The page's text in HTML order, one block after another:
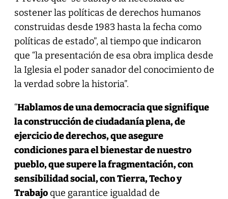
sostener las políticas de derechos humanos
construidas desde 1983 hasta la fecha como
políticas de estado”, al tiempo que indicaron
que “la presentación de esa obra implica desde
la Iglesia el poder sanador del conocimiento de
la verdad sobre la historia”.
“Hablamos de una democracia que signifique
la construcción de ciudadanía plena, de
ejercicio de derechos, que asegure
condiciones para el bienestar de nuestro
pueblo, que supere la fragmentación, con
sensibilidad social, con Tierra, Techo y
Trabajoque garantice igualdad de